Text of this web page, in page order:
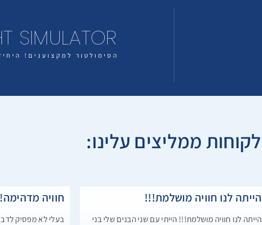
SIMULATOR
הסימולטור למקצוענים!
לקוחות ממליצים עלינו:
הייתה לנו חוויה מושלמת!!!
הייתה לנו חוויה מושלמת!!! הייתי עם שני הבנים שלי בני
חוויה מדהימה!
בעלי לא מפסיק